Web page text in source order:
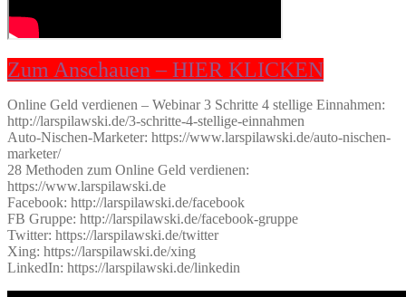
Zum Anschauen – HIER KLICKEN
Online Geld verdienen – Webinar 3 Schritte 4 stellige Einnahmen:
http://larspilawski.de/3-schritte-4-stellige-einnahmen
Auto-Nischen-Marketer: https://www.larspilawski.de/auto-nischen-
marketer/
28 Methoden zum Online Geld verdienen:
https://www.larspilawski.de
Facebook: http://larspilawski.de/facebook
FB Gruppe: http://larspilawski.de/facebook-gruppe
Twitter: https://larspilawski.de/twitter
Xing: https://larspilawski.de/xing
LinkedIn: https://larspilawski.de/linkedin